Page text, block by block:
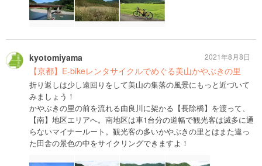
kyotomiyama
【京都】E-bikeレンタサイクルでめぐる美山かやぶきの里
折り返しは少し遠回りをして美山の集落の風景にもっと近づいて
みましょう！
かやぶきの里の前を流れる由良川に架かる【長除橋】を渡って、
【南】地区エリアへ。南地区は車1台分の道幅で観光客は滅多に通
らないマイナールート。観光客の多いかやぶきの里とはまた違っ
た田舎の景色の中をサイクリングできますよ！
2021年8月8日